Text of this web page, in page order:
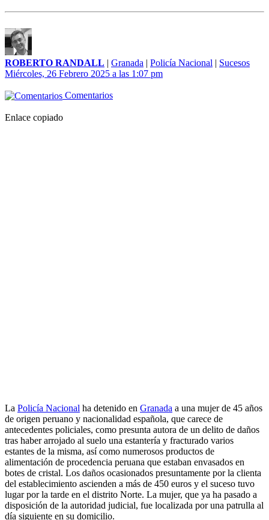
ROBERTO RANDALL | Granada | Policía Nacional | Sucesos
Miércoles, 26 Febrero 2025 a las 1:07 pm
Comentarios
Enlace copiado
La Policía Nacional ha detenido en Granada a una mujer de 45 años
de origen peruano y nacionalidad española, que carece de
antecedentes policiales, como presunta autora de un delito de daños
tras haber arrojado al suelo una estantería y fracturado varios
estantes de la misma, así como numerosos productos de
alimentación de procedencia peruana que estaban envasados en
botes de cristal. Los daños ocasionados presuntamente por la clienta
del establecimiento ascienden a más de 450 euros y el suceso tuvo
lugar por la tarde en el distrito Norte. La mujer, que ya ha pasado a
disposición de la autoridad judicial, fue localizada por una patrulla al
día siguiente en su domicilio.